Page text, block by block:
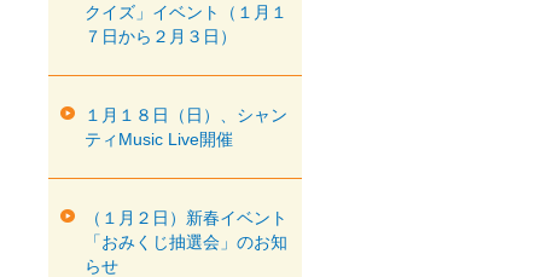
クイズ」イベント（１月１
７日から２月３日）
１月１８日（日）、シャン
ティMusic Live開催
（１月２日）新春イベント
「おみくじ抽選会」のお知
らせ